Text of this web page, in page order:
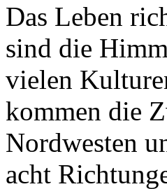
Das Leben
sind die
vielen
kommen die
Nordwesten
acht